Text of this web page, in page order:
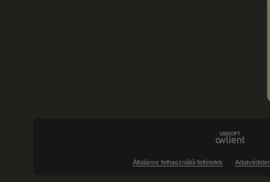
Általános felhasználói feltételek